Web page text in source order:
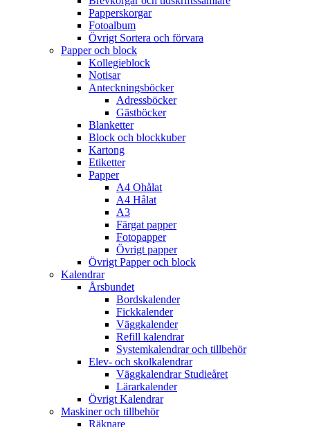
Papperskorgar
Fotoalbum
Övrigt Sortera och förvara
Papper och block
Kollegieblock
Notisar
Anteckningsböcker
Adressböcker
Gästböcker
Blanketter
Block och blockkuber
Kartong
Etiketter
Papper
A4 Ohålat
A4 Hålat
A3
Färgat papper
Fotopapper
Övrigt papper
Övrigt Papper och block
Kalendrar
Årsbundet
Bordskalender
Fickkalender
Väggkalender
Refill kalendrar
Systemkalendrar och tillbehör
Elev- och skolkalendrar
Väggkalendrar Studieåret
Lärarkalender
Övrigt Kalendrar
Maskiner och tillbehör
Räknare